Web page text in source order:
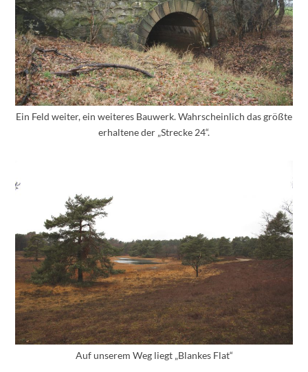
Ein Feld weiter, ein weiteres Bauwerk. Wahrscheinlich das größte
erhaltene der „Strecke 24“.
Auf unserem Weg liegt „Blankes Flat“